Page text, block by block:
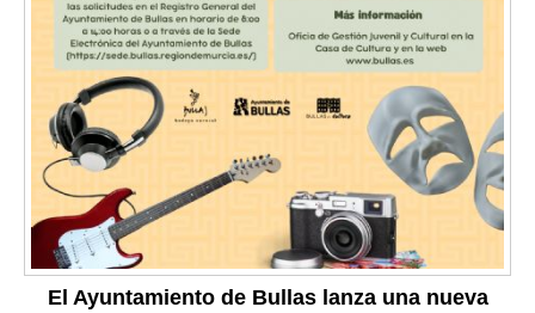
El Ayuntamiento de Bullas lanza una nueva